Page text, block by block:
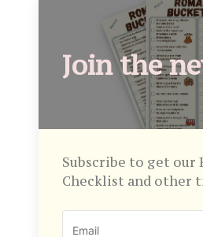
Join the
Subscribe to get our
Checklist and other